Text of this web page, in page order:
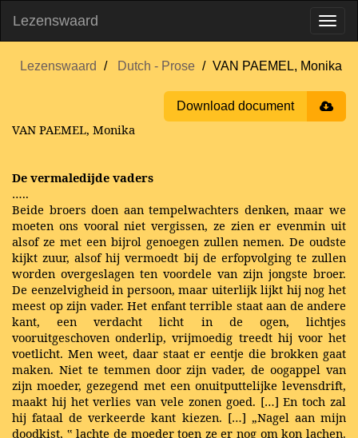
Lezenswaard
Lezenswaard Dutch - Prose VAN PAEMEL, Monika
Download document
VAN PAEMEL, Monika
De vermaledijde vaders
…..
Beide broers doen aan tempelwachters denken, maar we
moeten ons vooral niet vergissen, ze zien er evenmin uit
alsof ze met een bijrol genoegen zullen nemen. De oudste
kijkt zuur, alsof hij vermoedt bij de erfopvolging te zullen
worden overgeslagen ten voordele van zijn jongste broer.
De eenzelvigheid in persoon, maar uiterlijk lijkt hij nog het
meest op zijn vader. Het enfant terrible staat aan de andere
kant, een verdacht licht in de ogen, lichtjes
vooruitgeschoven onderlip, vrijmoedig treedt hij voor het
voetlicht. Men weet, daar staat er eentje die brokken gaat
maken. Niet te temmen door zijn vader, de oogappel van
zijn moeder, gezegend met een onuitputtelijke levensdrift,
maakt hij het verlies van vele zonen goed. […] En toch zal
hij fataal de verkeerde kant kiezen. […] „Nagel aan mijn
doodkist, ‟ lachte de moeder toen ze er nog om kon lachen.